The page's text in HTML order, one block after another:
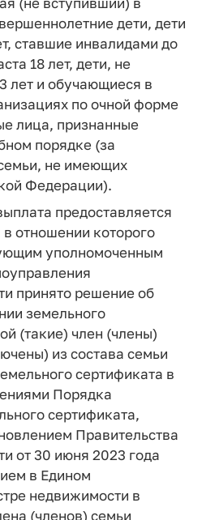
дети, дети
ставшие инвалидами до
18 лет, дети, не
лет и обучающиеся в
по очной форме
лица, признанные
порядке (за
не имеющих
Федерации).
предоставляется
отношении которого
уполномоченным
принято решение об
земельного
(такие) член (члены)
из состава семьи
сертификата в
Порядка
сертификата,
Правительства
от 30 июня 2023 года
в Едином
недвижимости в
(членов) семьи